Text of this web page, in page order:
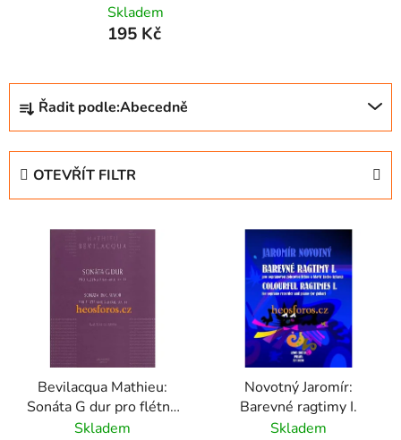
Skladem
195 Kč
Ř
z
Řadit podle:Abecedně
OTEVŘÍT FILTR
Bevilacqua Mathieu:
Sonáta G dur pro flétnu
a kytaru (op. 38)
Skladem
Novotný Jaromír:
Barevné ragtimy I.
Skladem